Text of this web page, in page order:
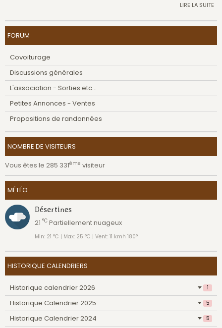
LIRE LA SUITE
FORUM
Covoiturage
Discussions générales
L'association - Sorties etc...
Petites Annonces - Ventes
Propositions de randonnées
NOMBRE DE VISITEURS
Vous êtes le 285 331ème visiteur
MÉTÉO
Désertines
21 °C Partiellement nuageux
Min: 21 °C | Max: 25 °C | Vent: 11 kmh 180°
HISTORIQUE CALENDRIERS
Historique calendrier 2026 1
Historique Calendrier 2025 5
Historique Calendrier 2024 5